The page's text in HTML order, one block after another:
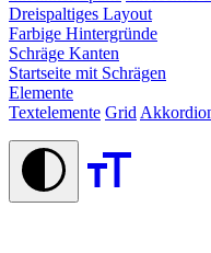
Dreispaltiges Layout
Farbige Hintergründe
Schräge Kanten
Startseite mit Schrägen
Elemente
Textelemente Grid